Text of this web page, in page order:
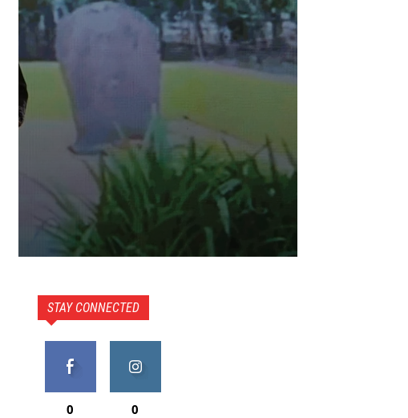
STAY CONNECTED
0 0